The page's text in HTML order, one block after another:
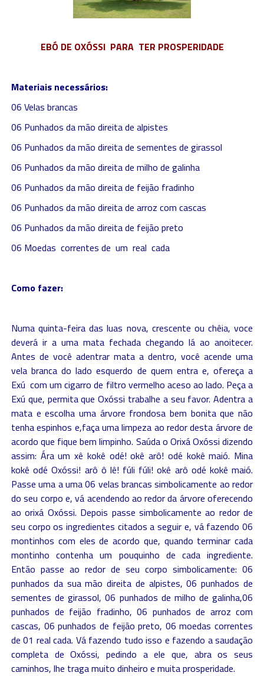
EBÓ DE OXÓSSI PARA TER PROSPERIDADE
Materiais necessários:
06 Velas brancas
06 Punhados da mão direita de alpistes
06 Punhados da mão direita de sementes de girassol
06 Punhados da mão direita de milho de galinha
06 Punhados da mão direita de feijão fradinho
06 Punhados da mão direita de arroz com cascas
06 Punhados da mão direita de feijão preto
06 Moedas correntes de um real cada
Como fazer:
Numa quinta-feira das luas nova, crescente ou chêia, voce
deverá ir a uma mata fechada chegando lá ao anoitecer.
Antes de você adentrar mata a dentro, você acende uma
vela branca do lado esquerdo de quem entra e, ofereça a
Exú com um cigarro de filtro vermelho aceso ao lado. Peça a
Exú que, permita que Oxóssi trabalhe a seu favor. Adentra a
mata e escolha uma árvore frondosa bem bonita que não
tenha espinhos e,faça uma limpeza ao redor desta árvore de
acordo que fique bem limpinho. Saúda o Orixá Oxóssi dizendo
assim: Ára um xê kokê odé! okê arô! odé kokê maió. Mina
kokê odé Oxóssi! arô ô lê! fúli fúli! okê arô odé kokê maió.
Passe uma a uma 06 velas brancas simbolicamente ao redor
do seu corpo e, vá acendendo ao redor da árvore oferecendo
ao orixá Oxóssi. Depois passe simbolicamente ao redor de
seu corpo os ingredientes citados a seguir e, vá fazendo 06
montinhos com eles de acordo que, quando terminar cada
montinho contenha um pouquinho de cada ingrediente.
Então passe ao redor de seu corpo simbolicamente: 06
punhados da sua mão direita de alpistes, 06 punhados de
sementes de girassol, 06 punhados de milho de galinha,06
punhados de feijão fradinho, 06 punhados de arroz com
cascas, 06 punhados de feijão preto, 06 moedas correntes
de 01 real cada. Vá fazendo tudo isso e fazendo a saudação
completa de Oxóssi, pedindo a ele que, abra os seus
caminhos, lhe traga muito dinheiro e muita prosperidade.